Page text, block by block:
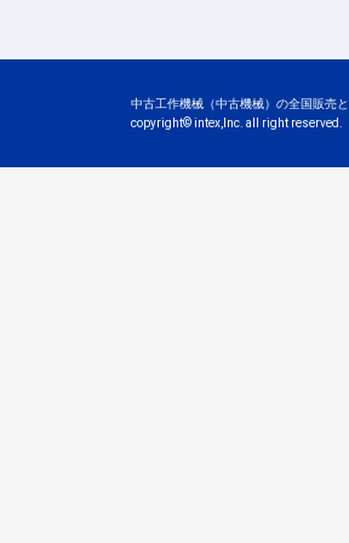
中古工作機械（中古機械）の全国販売と
copyright© intex,Inc. all right reserved.